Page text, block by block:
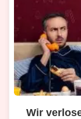
Wir